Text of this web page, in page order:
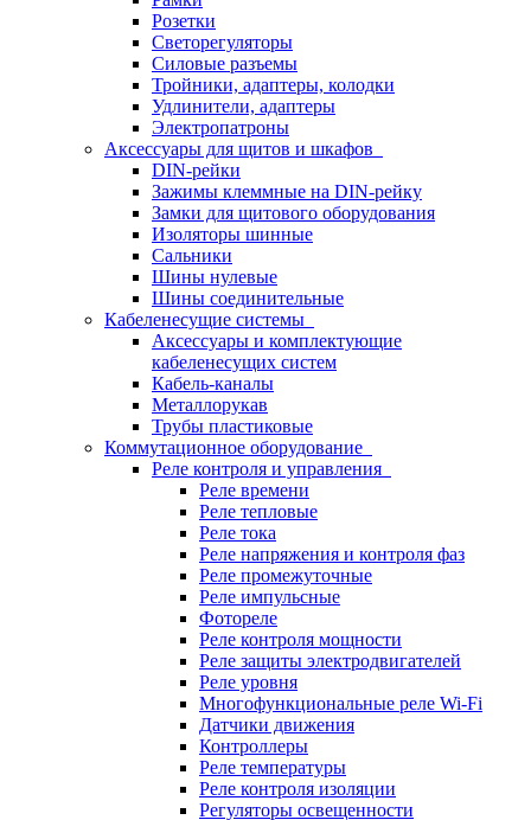
Розетки
Светорегуляторы
Силовые разъемы
Тройники, адаптеры, колодки
Удлинители, адаптеры
Электропатроны
Аксессуары для щитов и шкафов
DIN-рейки
Зажимы клеммные на DIN-рейку
Замки для щитового оборудования
Изоляторы шинные
Сальники
Шины нулевые
Шины соединительные
Кабеленесущие системы
Аксессуары и комплектующие
кабеленесущих систем
Кабель-каналы
Металлорукав
Трубы пластиковые
Коммутационное оборудование
Реле контроля и управления
Реле времени
Реле тепловые
Реле тока
Реле напряжения и контроля фаз
Реле промежуточные
Реле импульсные
Фотореле
Реле контроля мощности
Реле защиты электродвигателей
Реле уровня
Многофункциональные реле Wi-Fi
Датчики движения
Контроллеры
Реле температуры
Реле контроля изоляции
Регуляторы освещенности